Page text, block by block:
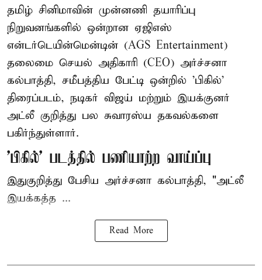
தமிழ் சினிமாவின் முன்னணி தயாரிப்பு
நிறுவனங்களில் ஒன்றான ஏஜிஎஸ்
என்டர்டெயின்மென்டின் (AGS Entertainment)
தலைமை செயல் அதிகாரி (CEO) அர்ச்சனா
கல்பாத்தி, சமீபத்திய பேட்டி ஒன்றில் 'பிகில்'
திரைப்படம், நடிகர் விஜய் மற்றும் இயக்குனர்
அட்லீ குறித்து பல சுவாரஸ்ய தகவல்களை
பகிர்ந்துள்ளார்.
'பிகில்' படத்தில் பணியாற்ற வாய்ப்பு
இதுகுறித்து பேசிய அர்ச்சனா கல்பாத்தி, "அட்லீ
இயக்கத்த ...
Read More